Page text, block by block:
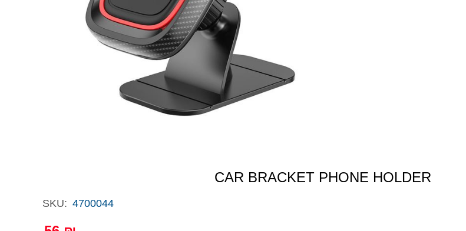
CAR BRACKET PHONE HOLDER
SKU: 4700044